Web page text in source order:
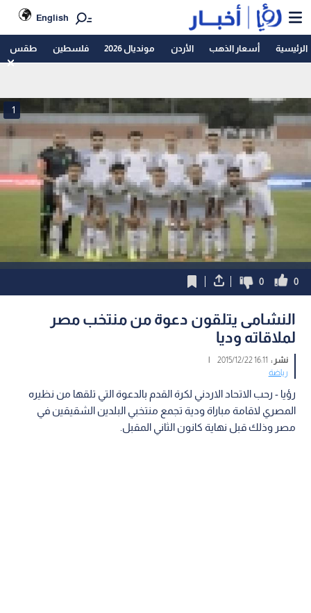
English
الرئيسية أسعار الذهب الأردن مونديال 2026 فلسطين طقس
1
0
0
النشامى يتلقون دعوة من منتخب مصر
لملاقاته وديا
نشر : 16:11 2015/12/22
|
رياضة
رؤيا - رحب الاتحاد الاردني لكرة القدم بالدعوة التي تلقها من نظيره
المصري لاقامة مباراة ودية تجمع منتخبي البلدين الشقيقين في
مصر وذلك قبل نهاية كانون الثاني المقبل.